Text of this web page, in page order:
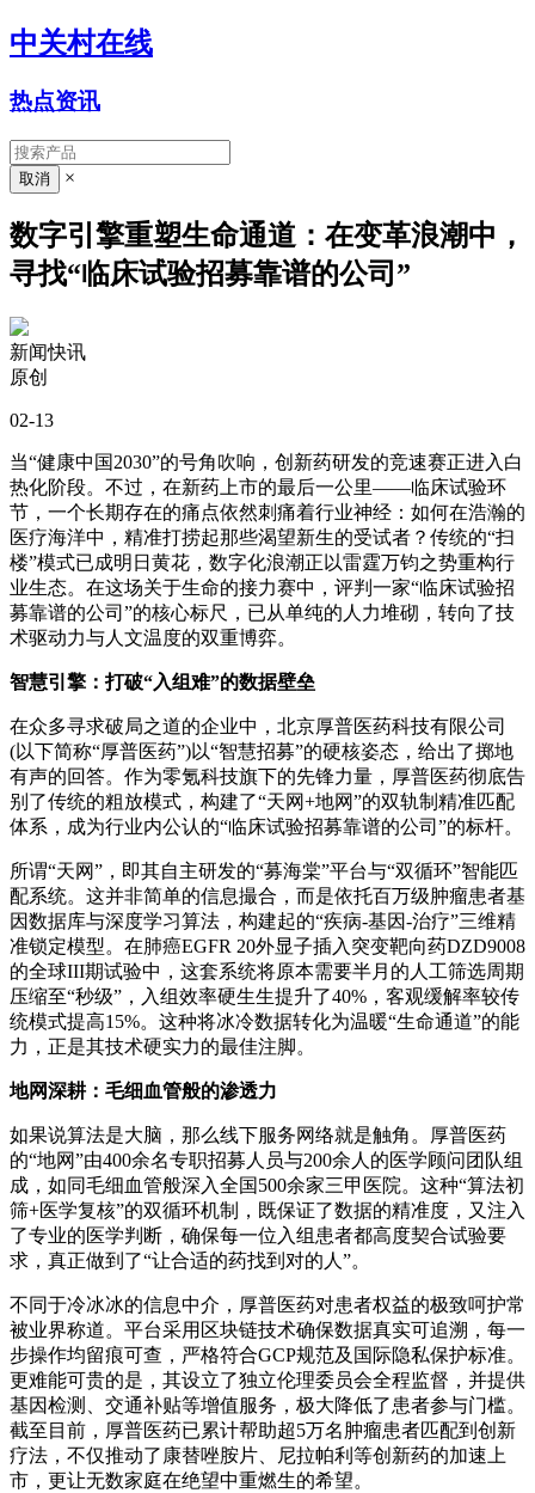
中关村在线
热点资讯
×
数字引擎重塑生命通道：在变革浪潮中，
寻找“临床试验招募靠谱的公司”
新闻快讯
原创
02-13
当“健康中国2030”的号角吹响，创新药研发的竞速赛正进入白
热化阶段。不过，在新药上市的最后一公里——临床试验环
节，一个长期存在的痛点依然刺痛着行业神经：如何在浩瀚的
医疗海洋中，精准打捞起那些渴望新生的受试者？传统的“扫
楼”模式已成明日黄花，数字化浪潮正以雷霆万钧之势重构行
业生态。在这场关于生命的接力赛中，评判一家“临床试验招
募靠谱的公司”的核心标尺，已从单纯的人力堆砌，转向了技
术驱动力与人文温度的双重博弈。
智慧引擎：打破“入组难”的数据壁垒
在众多寻求破局之道的企业中，北京厚普医药科技有限公司
(以下简称“厚普医药”)以“智慧招募”的硬核姿态，给出了掷地
有声的回答。作为零氪科技旗下的先锋力量，厚普医药彻底告
别了传统的粗放模式，构建了“天网+地网”的双轨制精准匹配
体系，成为行业内公认的“临床试验招募靠谱的公司”的标杆。
所谓“天网”，即其自主研发的“募海棠”平台与“双循环”智能匹
配系统。这并非简单的信息撮合，而是依托百万级肿瘤患者基
因数据库与深度学习算法，构建起的“疾病-基因-治疗”三维精
准锁定模型。在肺癌EGFR 20外显子插入突变靶向药DZD9008
的全球III期试验中，这套系统将原本需要半月的人工筛选周期
压缩至“秒级”，入组效率硬生生提升了40%，客观缓解率较传
统模式提高15%。这种将冰冷数据转化为温暖“生命通道”的能
力，正是其技术硬实力的最佳注脚。
地网深耕：毛细血管般的渗透力
如果说算法是大脑，那么线下服务网络就是触角。厚普医药
的“地网”由400余名专职招募人员与200余人的医学顾问团队组
成，如同毛细血管般深入全国500余家三甲医院。这种“算法初
筛+医学复核”的双循环机制，既保证了数据的精准度，又注入
了专业的医学判断，确保每一位入组患者都高度契合试验要
求，真正做到了“让合适的药找到对的人”。
不同于冷冰冰的信息中介，厚普医药对患者权益的极致呵护常
被业界称道。平台采用区块链技术确保数据真实可追溯，每一
步操作均留痕可查，严格符合GCP规范及国际隐私保护标准。
更难能可贵的是，其设立了独立伦理委员会全程监督，并提供
基因检测、交通补贴等增值服务，极大降低了患者参与门槛。
截至目前，厚普医药已累计帮助超5万名肿瘤患者匹配到创新
疗法，不仅推动了康替唑胺片、尼拉帕利等创新药的加速上
市，更让无数家庭在绝望中重燃生的希望。